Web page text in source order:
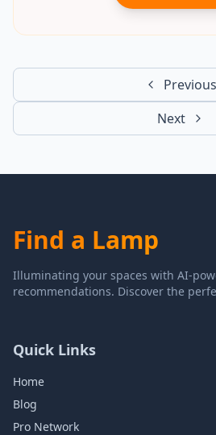
Previous
Next
Find a Lamp
Illuminating your spaces with AI-
recommendations. Discover the
Quick Links
Home
Blog
Pro Network